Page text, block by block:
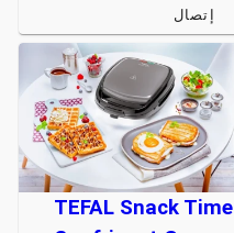
إتصال
TEFAL Snack Time